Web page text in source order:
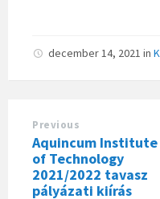
december 14, 2021 in
Previous
Aquincum Institute
of Technology
2021/2022 tavasz
pályázati kiírás